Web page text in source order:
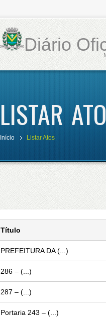
Diário
LISTAR
Início Listar Atos
Título
PREFEITURA DA (...)
286 – (...)
287 – (...)
Portaria 243 – (...)